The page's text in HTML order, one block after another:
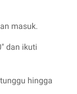
masuk.
dan ikuti
hingga